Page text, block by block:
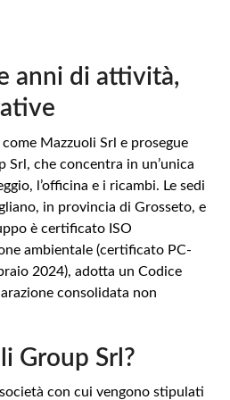
anni di attività,
Mazzuoli Srl e prosegue
Srl, che concentra in un’unica
l’officina e i ricambi. Le sedi
in provincia di Grosseto, e
è certificato ISO
ambientale (certificato PC-
2024), adotta un Codice
consolidata non
Group Srl?
con cui vengono stipulati